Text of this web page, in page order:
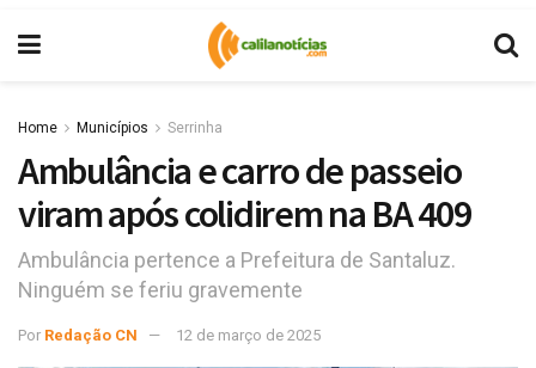
Home Municípios Serrinha
Ambulância e carro de passeio
viram após colidirem na BA 409
Ambulância pertence a Prefeitura de Santaluz.
Ninguém se feriu gravemente
Por Redação CN 12 de março de 2025